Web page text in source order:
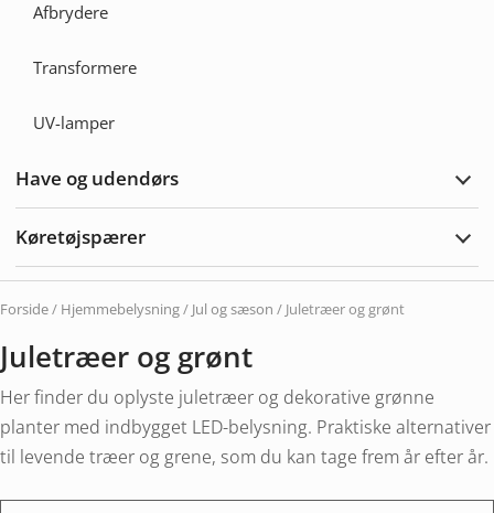
Afbrydere
Transformere
UV-lamper
Have og udendørs
Køretøjspærer
Forside/ Hjemmebelysning/ Jul og sæson / Juletræer og grønt
Juletræer og grønt
Her finder du oplyste juletræer og dekorative grønne
planter med indbygget LED-belysning. Praktiske alternativer
til levende træer og grene, som du kan tage frem år efter år.